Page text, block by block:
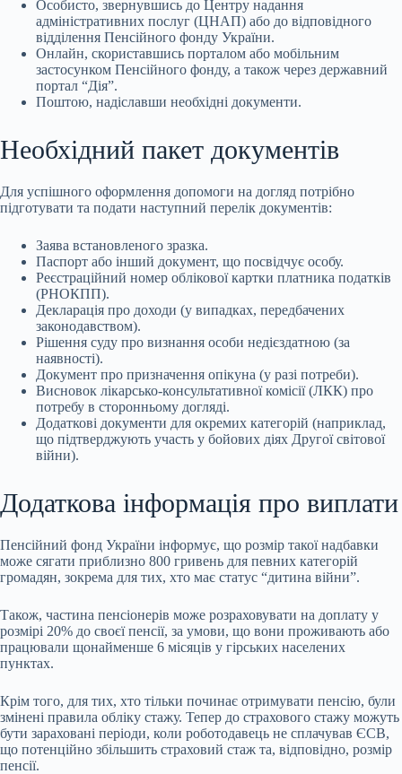
Особисто, звернувшись до Центру надання
адміністративних послуг (ЦНАП) або до відповідного
відділення Пенсійного фонду України.
Онлайн, скориставшись порталом або мобільним
застосунком Пенсійного фонду, а також через державний
портал “Дія”.
Поштою, надіславши необхідні документи.
Необхідний пакет документів
Для успішного оформлення допомоги на догляд потрібно
підготувати та подати наступний перелік документів:
Заява встановленого зразка.
Паспорт або інший документ, що посвідчує особу.
Реєстраційний номер облікової картки платника податків
(РНОКПП).
Декларація про доходи (у випадках, передбачених
законодавством).
Рішення суду про визнання особи недієздатною (за
наявності).
Документ про призначення опікуна (у разі потреби).
Висновок лікарсько-консультативної комісії (ЛКК) про
потребу в сторонньому догляді.
Додаткові документи для окремих категорій (наприклад,
що підтверджують участь у бойових діях Другої світової
війни).
Додаткова інформація про виплати
Пенсійний фонд України інформує, що розмір такої надбавки
може сягати приблизно 800 гривень для певних категорій
громадян, зокрема для тих, хто має статус “дитина війни”.
Також, частина пенсіонерів може розраховувати на доплату у
розмірі 20% до своєї пенсії, за умови, що вони проживають або
працювали щонайменше 6 місяців у гірських населених
пунктах.
Крім того, для тих, хто тільки починає отримувати пенсію, були
змінені правила обліку стажу. Тепер до страхового стажу можуть
бути зараховані періоди, коли роботодавець не сплачував ЄСВ,
що потенційно збільшить страховий стаж та, відповідно, розмір
пенсії.